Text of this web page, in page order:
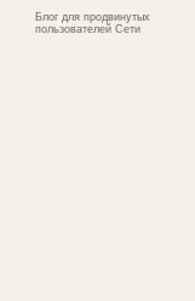
Блог для продвинутых
пользователей Сети